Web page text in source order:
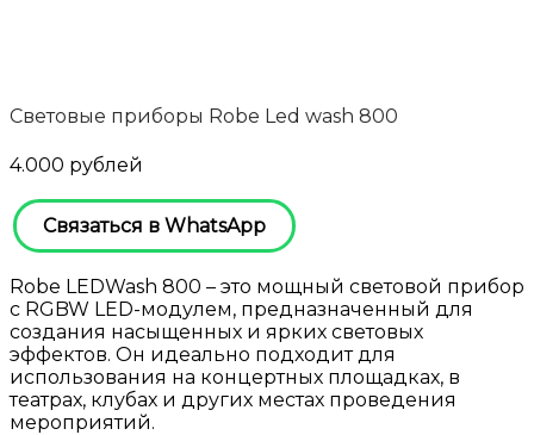
Световые приборы Robe Led wash 800
4.000 рублей
Связаться в WhatsApp
Robe LEDWash 800 – это мощный световой прибор
с RGBW LED-модулем, предназначенный для
создания насыщенных и ярких световых
эффектов. Он идеально подходит для
использования на концертных площадках, в
театрах, клубах и других местах проведения
мероприятий.